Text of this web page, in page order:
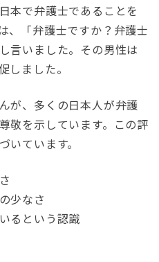
本で弁護士であることを
、「弁護士ですか？弁護士
言いました。その男性は
しました。
が、多くの日本人が弁護
敬を示しています。この評
いています。
少なさ
るという認識